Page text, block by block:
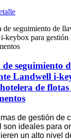
de seguimiento
Landwell i-
de flotas
de gestión de
son ideales para
un alto nivel